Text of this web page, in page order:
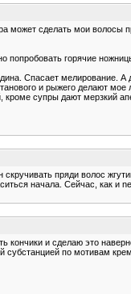
сделать мои волосы
горячие
Спасает мелирование.
и рыжего делают
супры дают мерзкий
пряди волос
начала. Сейчас, как и
и сделаю это
по мотивам